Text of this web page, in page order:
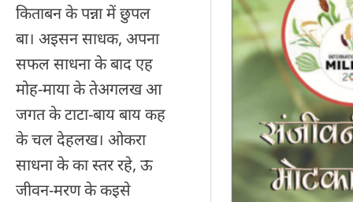
किताबन के पन्ना में छुपल
बा। अइसन साधक, अपना
सफल साधना के बाद एह
मोह-माया के तेअगलख आ
जगत के टाटा-बाय बाय कह
के चल देहलख। ओकरा
साधना के का स्तर रहे, ऊ
जीवन-मरण के कइसे